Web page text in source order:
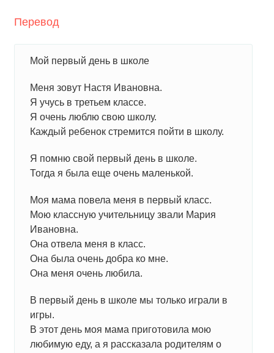
Перевод
Мой первый день в школе
Меня зовут Настя Ивановна.
Я учусь в третьем классе.
Я очень люблю свою школу.
Каждый ребенок стремится пойти в школу.
Я помню свой первый день в школе.
Тогда я была еще очень маленькой.
Моя мама повела меня в первый класс.
Мою классную учительницу звали Мария
Ивановна.
Она отвела меня в класс.
Она была очень добра ко мне.
Она меня очень любила.
В первый день в школе мы только играли в
игры.
В этот день моя мама приготовила мою
любимую еду, а я рассказала родителям о